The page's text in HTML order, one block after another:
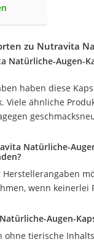
zu Nutravita
Natürliche-Augen-
haben diese
Viele ähnliche
Natürliche-
Herstellerangaben
wenn keinerlei
Augen-
ohne tierische